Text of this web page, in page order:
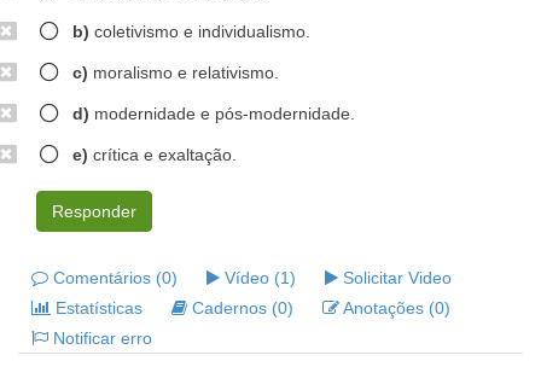
b) coletivismo e individualismo.
c) moralismo e relativismo.
d) modernidade e pós-modernidade.
e) crítica e exaltação.
Responder
Comentários (0) Vídeo (1)
Solicitar Video
Estatísticas
Cadernos (0)
Anotações (0)
Notificar erro